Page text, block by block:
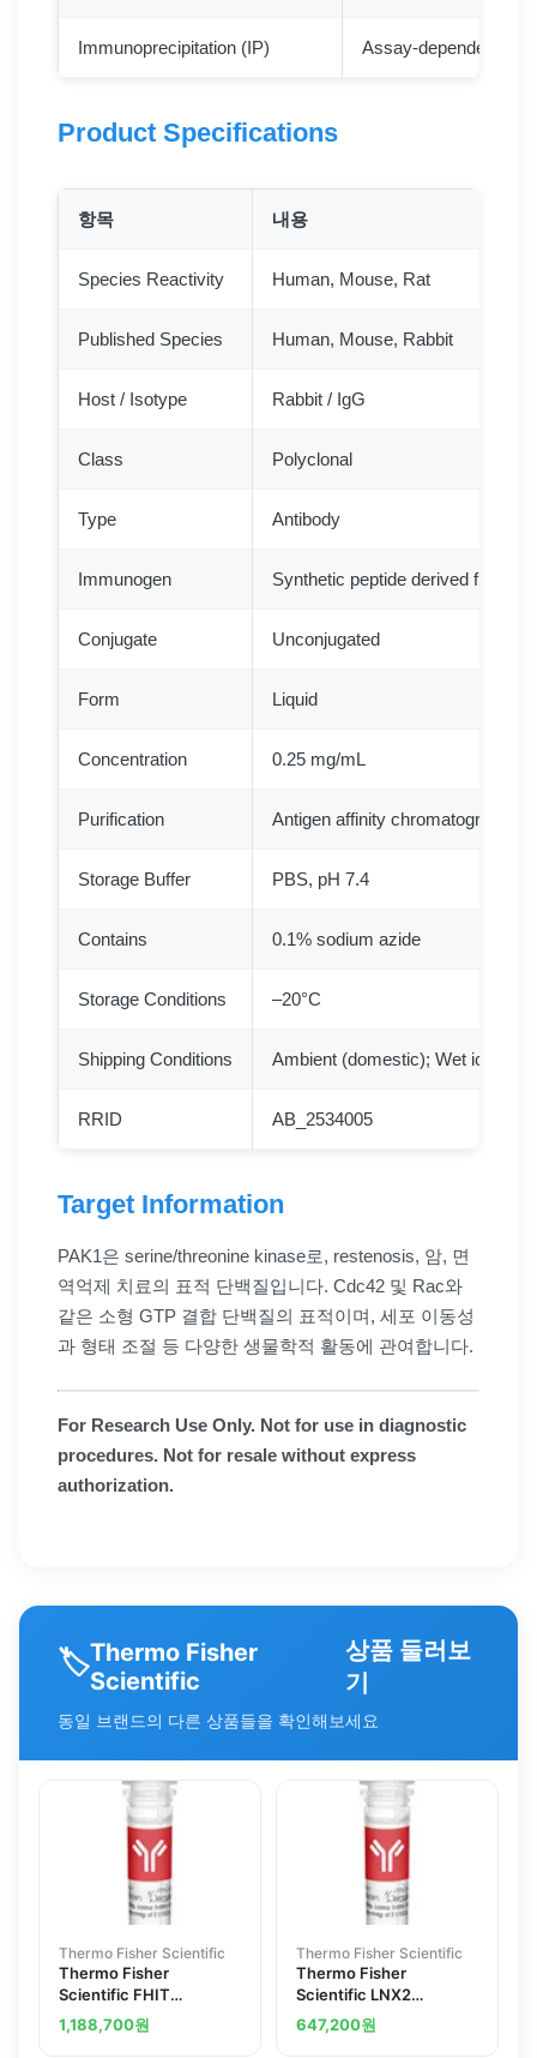
Immunoprecipitation (IP) Assay-dependent
Product Specifications
항목 내용
Species Reactivity Human, Mouse, Rat
Published Species Human, Mouse, Rabbit
Host / Isotype Rabbit / IgG
Class Polyclonal
Type Antibody
Immunogen Synthetic peptide derived from
Conjugate Unconjugated
Form Liquid
Concentration 0.25 mg/mL
Purification Antigen affinity chromatography
Storage Buffer PBS, pH 7.4
Contains 0.1% sodium azide
Storage Conditions –20°C
Shipping Conditions Ambient (domestic); Wet ice
RRID AB_2534005
Target Information
PAK1은 serine/threonine kinase로, restenosis, 암, 면
역억제 치료의 표적 단백질입니다. Cdc42 및 Rac와
같은 소형 GTP 결합 단백질의 표적이며, 세포 이동성
과 형태 조절 등 다양한 생물학적 활동에 관여합니다.
For Research Use Only. Not for use in diagnostic
procedures. Not for resale without express
authorization.
🏷️Thermo Fisher
Scientific
상품 둘러보
기
동일 브랜드의 다른 상품들을 확인해보세요
Thermo Fisher Scientific
Thermo Fisher
Scientific FHIT
Polyclonal Antibody
1,188,700원
Thermo Fisher Scientific
Thermo Fisher
Scientific LNX2
Polyclonal Antibody
647,200원